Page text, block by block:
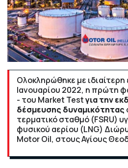
Ολοκληρώθηκε με ιδιαίτερη
Ιανουαρίου 2022, η πρώτη
- του Market Testγια την
δέσμευσης δυναμικότητας
τερματικό σταθμό (FSRU)
φυσικού αερίου (LNG)
Motor Oil, στους Αγίους